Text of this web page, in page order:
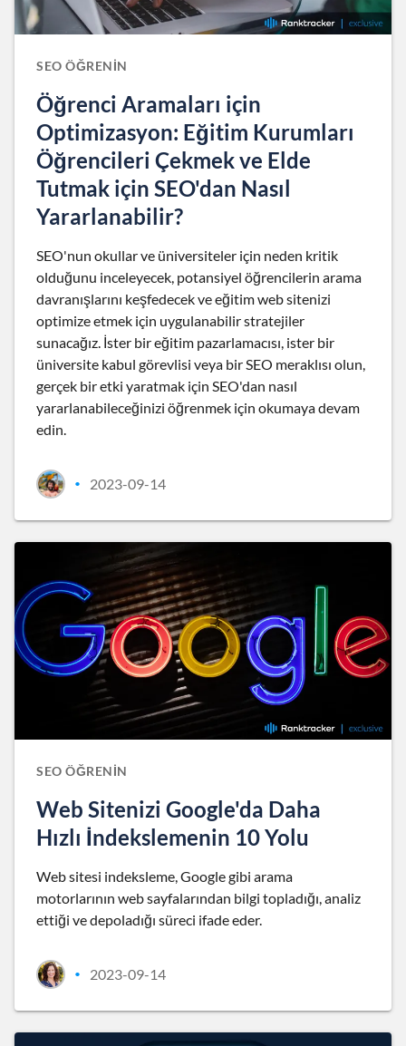
SEO ÖĞRENIN
Öğrenci Aramaları için
Optimizasyon: Eğitim Kurumları
Öğrencileri Çekmek ve Elde
Tutmak için SEO'dan Nasıl
Yararlanabilir?
SEO'nun okullar ve üniversiteler için neden kritik
olduğunu inceleyecek, potansiyel öğrencilerin arama
davranışlarını keşfedecek ve eğitim web sitenizi
optimize etmek için uygulanabilir stratejiler
sunacağız. İster bir eğitim pazarlamacısı, ister bir
üniversite kabul görevlisi veya bir SEO meraklısı olun,
gerçek bir etki yaratmak için SEO'dan nasıl
yararlanabileceğinizi öğrenmek için okumaya devam
edin.
• 2023-09-14
SEO ÖĞRENIN
Web Sitenizi Google'da Daha
Hızlı İndekslemenin 10 Yolu
Web sitesi indeksleme, Google gibi arama
motorlarının web sayfalarından bilgi topladığı, analiz
ettiği ve depoladığı süreci ifade eder.
• 2023-09-14